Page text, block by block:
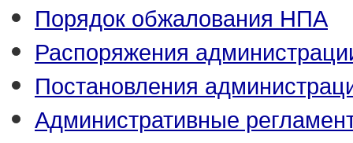
Порядок обжалования НПА
Распоряжения
Постановления
Административные